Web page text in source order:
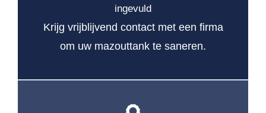
ingevuld
Krijg vrijblijvend contact met een firma
om uw mazouttank te saneren.